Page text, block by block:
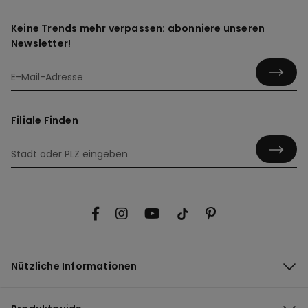
Keine Trends mehr verpassen: abonniere unseren
Newsletter!
Filiale Finden
Nützliche Informationen